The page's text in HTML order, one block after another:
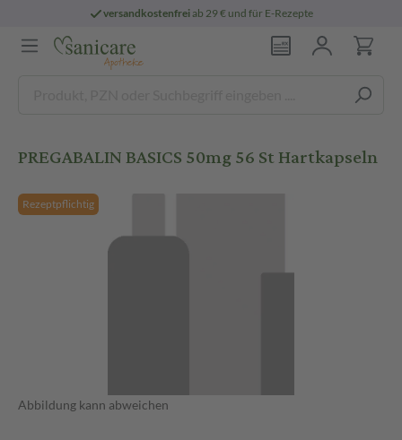
versandkostenfreiab 29 € und für E-Rezepte
PREGABALIN BASICS 50mg 56 St Hartkapseln
Rezeptpflichtig
Abbildung kann abweichen